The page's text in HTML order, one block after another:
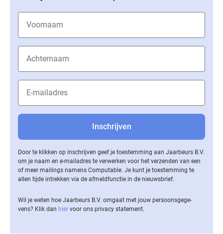
Door te klikken op inschrijven geef je toestemming aan Jaarbeurs B.V.
om je naam en e-mailadres te verwerken voor het verzenden van een
of meer mailings namens Computable. Je kunt je toestemming te
allen tijde intrekken via de af­meld­func­tie in de nieuwsbrief.
Wil je weten hoe Jaarbeurs B.V. omgaat met jouw per­soons­ge­ge­
vens? Klik dan hier voor ons privacy statement.